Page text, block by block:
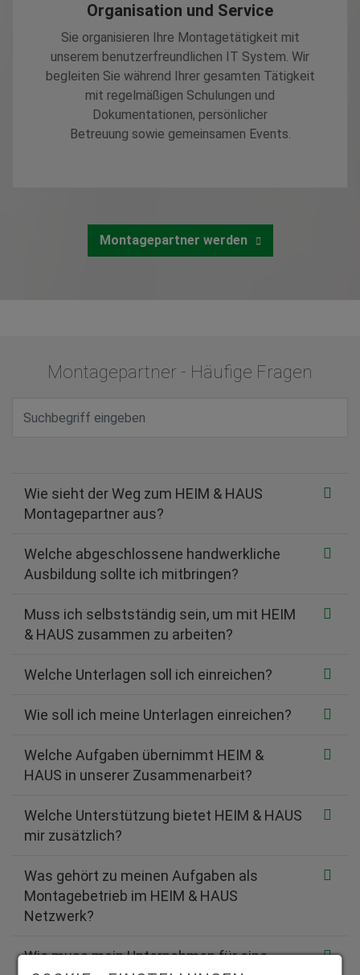
Organisation und Service
Sie organisieren Ihre Montagetätigkeit mit
unserem benutzerfreundlichen IT System. Wir
begleiten Sie während Ihrer gesamten Tätigkeit
mit regelmäßigen Schulungen und
Dokumentationen, persönlicher
Betreuung sowie gemeinsamen Events.
Montagepartner werden
Montagepartner - Häufige Fragen
Wie sieht der Weg zum HEIM & HAUS
Montagepartner aus?
Welche abgeschlossene handwerkliche
Ausbildung sollte ich mitbringen?
Muss ich selbstständig sein, um mit HEIM
& HAUS zusammen zu arbeiten?
Welche Unterlagen soll ich einreichen?
Wie soll ich meine Unterlagen einreichen?
Welche Aufgaben übernimmt HEIM &
HAUS in unserer Zusammenarbeit?
Welche Unterstützung bietet HEIM & HAUS
mir zusätzlich?
Was gehört zu meinen Aufgaben als
Montagebetrieb im HEIM & HAUS
Netzwerk?
Wie muss mein Unternehmen für eine